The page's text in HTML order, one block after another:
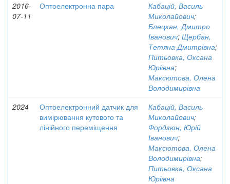
2016-
07-11
Оптоелектронна пара
Кабацій, Василь
Миколайович;
Блецкан, Дмитро
Іванович; Щербан,
Тетяна Дмитрівна;
Питьовка, Оксана
Юріївна;
Максютова, Олена
Володимирівна
2024
Оптоелектронний датчик для
вимірювання кутового та
лінійного переміщення
Кабацій, Василь
Миколайович;
Фордзюн, Юрій
Іванович;
Максютова, Олена
Володимирівна;
Питьовка, Оксана
Юріївна